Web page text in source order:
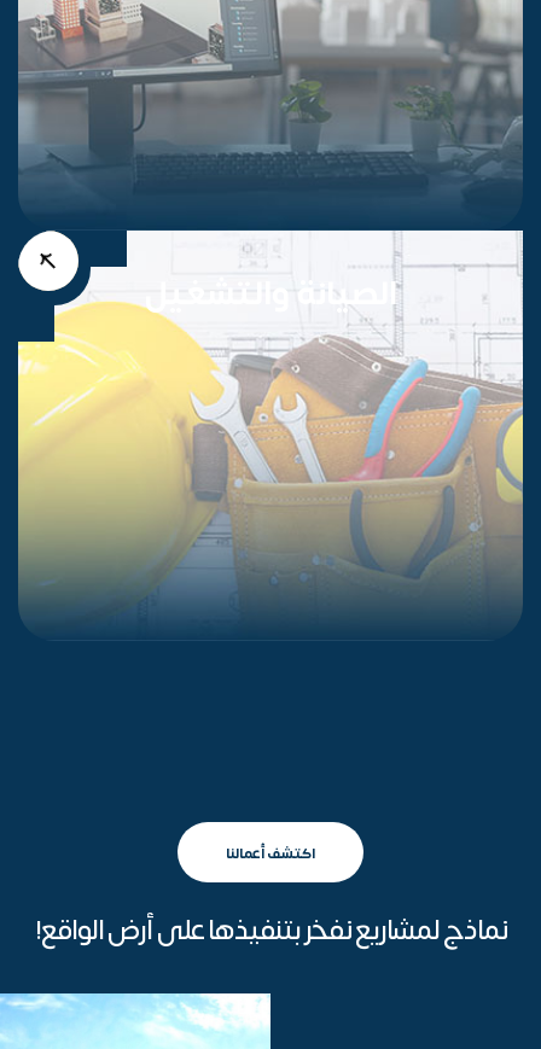
الصيانة والتشغيل
اكتشف أعمالنا
نماذج لمشاريع نفخر بتنفيذها على أرض الواقع!